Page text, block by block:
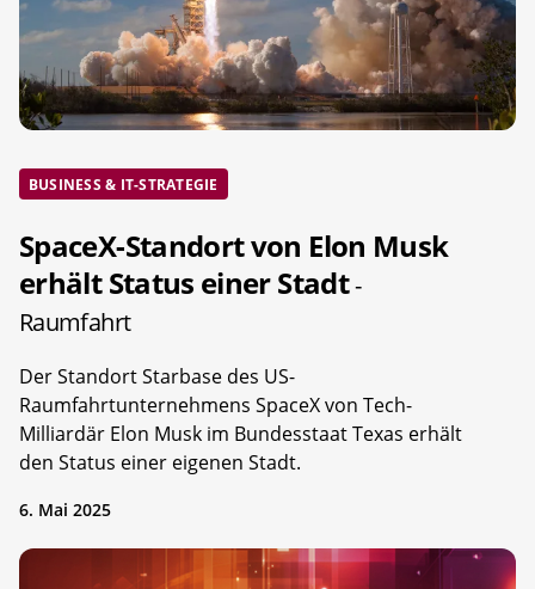
BUSINESS & IT-STRATEGIE
SpaceX-Standort von Elon Musk
erhält Status einer Stadt-
Raumfahrt
Der Standort Starbase des US-
Raumfahrtunternehmens SpaceX von Tech-
Milliardär Elon Musk im Bundesstaat Texas erhält
den Status einer eigenen Stadt.
6. Mai 2025